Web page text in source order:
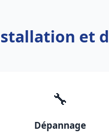
et
🔧
Dépannage